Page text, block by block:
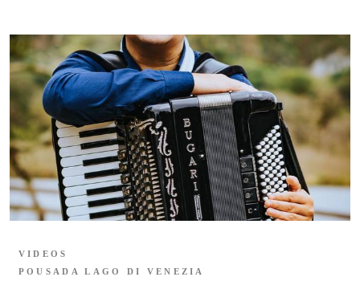
VIDEOS
POUSADA LAGO DI VENEZIA